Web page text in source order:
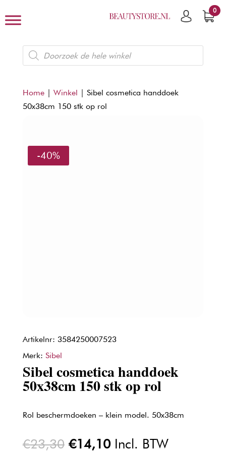
0
Producten
zoeken
Home| Winkel | Sibel cosmetica handdoek
50x38cm 150 stk op rol
-40%
Artikelnr: 3584250007523
Merk: Sibel
Sibel cosmetica handdoek
50x38cm 150 stk op rol
Rol beschermdoeken – klein model. 50x38cm
€23,30 Oorspronkelijke
€14,10Huidige
Incl. BTW